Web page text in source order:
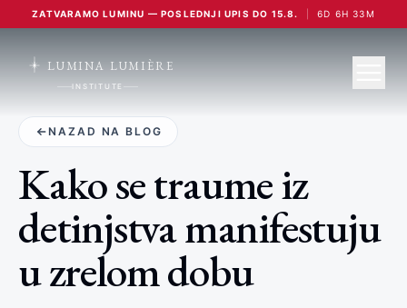
ZATVARAMO LUMINU — POSLEDNJI UPIS DO 15.8. 6D 6H 33M
LUMINA LUMIÈRE
INSTITUTE
NAZAD NA BLOG
Kako se traume iz
detinjstva manifestuju
u zrelom dobu